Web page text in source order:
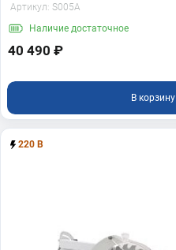
Артикул: S005A
Наличие достаточное
40 490 ₽
В корзину
220 В